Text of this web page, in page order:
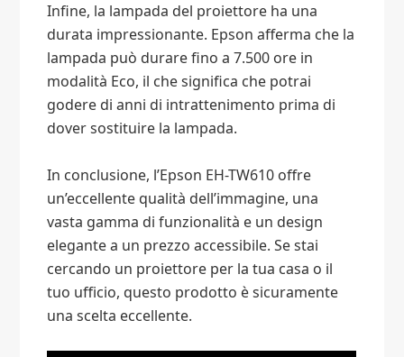
Infine, la lampada del proiettore ha una
durata impressionante. Epson afferma che la
lampada può durare fino a 7.500 ore in
modalità Eco, il che significa che potrai
godere di anni di intrattenimento prima di
dover sostituire la lampada.
In conclusione, l’Epson EH-TW610 offre
un’eccellente qualità dell’immagine, una
vasta gamma di funzionalità e un design
elegante a un prezzo accessibile. Se stai
cercando un proiettore per la tua casa o il
tuo ufficio, questo prodotto è sicuramente
una scelta eccellente.